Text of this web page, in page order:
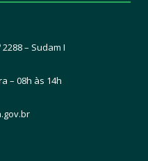
– Sudam I
– 08h às 14h
gov.br